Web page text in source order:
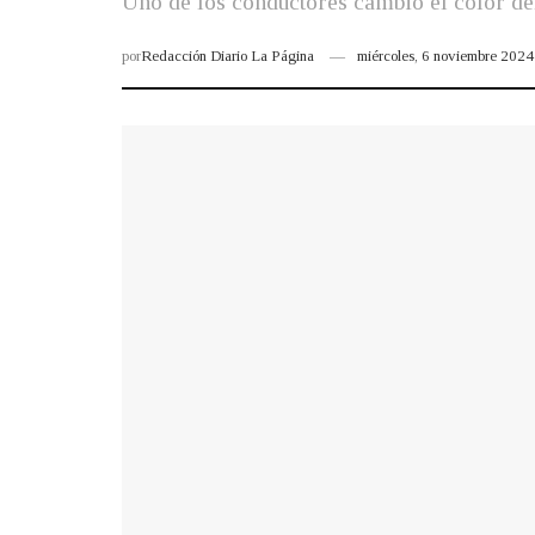
porRedacción Diario La Página miércoles, 6 noviembre